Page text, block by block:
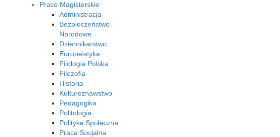
Prace Magisterskie
Administracja
Bezpieczeństwo
Narodowe
Dziennikarstwo
Europeistyka
Filologia Polska
Filozofia
Historia
Kulturoznawstwo
Pedagogika
Politologia
Polityka Społeczna
Praca Socjalna